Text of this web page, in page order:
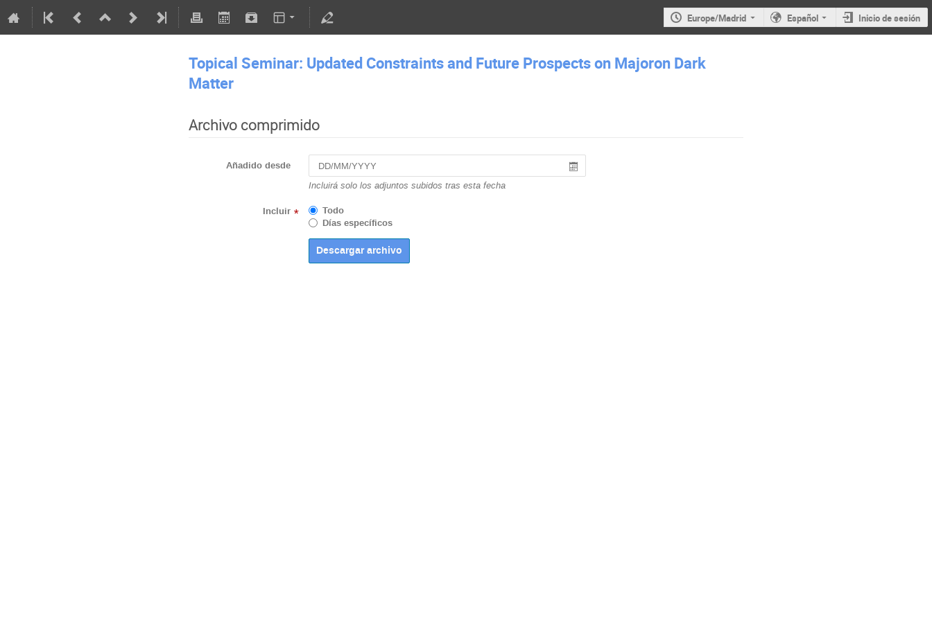
Europe/Madrid Español Inicio de sesión
Topical Seminar: Updated Constraints and Future Prospects on Majoron Dark
Matter
Archivo comprimido
Añadido desde
Incluirá solo los adjuntos subidos tras esta fecha
Incluir *
Todo
Días específicos